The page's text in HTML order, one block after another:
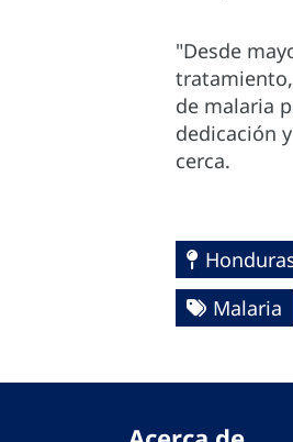
"Desde
de malaria
dedicación
cerca.
Malaria